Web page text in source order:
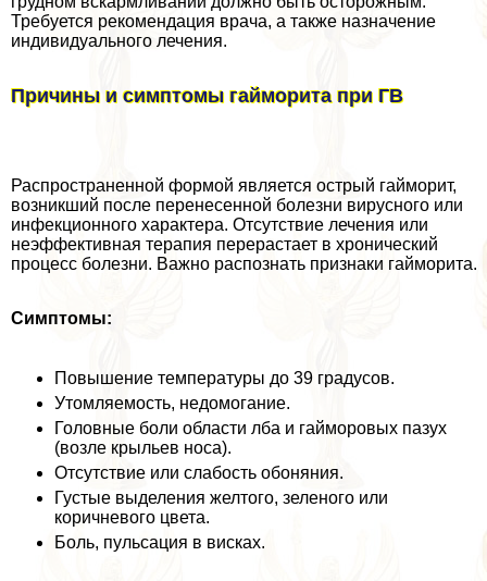
Требуется рекомендация врача, а также назначение
индивидуального лечения.
Причины и симптомы гайморита при ГВ
Распространенной формой является острый гайморит,
возникший после перенесенной болезни вирусного или
инфекционного хаpaктера. Отсутствие лечения или
неэффективная терапия перерастает в хронический
процесс болезни. Важно распознать признаки гайморита.
Симптомы:
Повышение температуры до 39 градусов.
Утомляемость, недомогание.
Головные боли области лба и гайморовых пазух
(возле крыльев носа).
Отсутствие или слабость обоняния.
Густые выделения желтого, зеленого или
коричневого цвета.
Боль, пульсация в висках.